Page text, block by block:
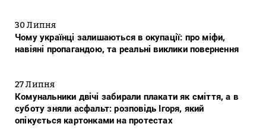
30 Липня
Чому українці залишаються в окупації: про міфи,
навіяні пропагандою, та реальні виклики повернення
27 Липня
Комунальники двічі забирали плакати як сміття, а в
суботу зняли асфальт: розповідь Ігоря, який
опікується картонками на протестах